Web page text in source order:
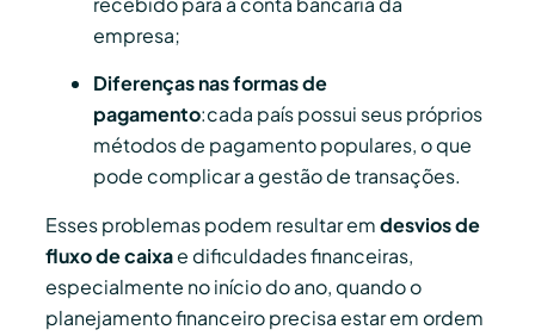
empresa;
Diferenças nas formas de
pagamento:cada país possui seus próprios
métodos de pagamento populares, o que
pode complicar a gestão de transações.
Esses problemas podem resultar emdesvios de
fluxo de caixae dificuldades financeiras,
especialmente no início do ano, quando o
planejamento financeiro precisa estar em ordem